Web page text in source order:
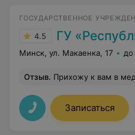
ГОСУДАРСТВЕННОЕ
4.5 ГУ «Республиканский
Минск, ул. Макаенка, 17 до
Отзыв. Прихожу к вам в медцентр уже не в первый раз
Записаться